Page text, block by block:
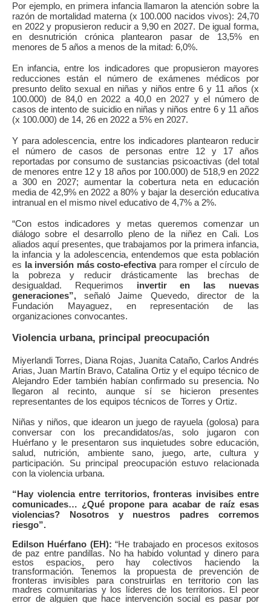
Por ejemplo, en primera infancia llamaron la atención sobre la
razón de mortalidad materna (x 100.000 nacidos vivos): 24,70
en 2022 y propusieron reducir a 9,90 en 2027. De igual forma,
en desnutrición crónica plantearon pasar de 13,5% en
menores de 5 años a menos de la mitad: 6,0%.
En infancia, entre los indicadores que propusieron mayores
reducciones están el número de exámenes médicos por
presunto delito sexual en niñas y niños entre 6 y 11 años (x
100.000) de 84,0 en 2022 a 40,0 en 2027 y el número de
casos de intento de suicidio en niñas y niños entre 6 y 11 años
(x 100.000) de 14, 26 en 2022 a 5% en 2027.
Y para adolescencia, entre los indicadores plantearon reducir
el número de casos de personas entre 12 y 17 años
reportadas por consumo de sustancias psicoactivas (del total
de menores entre 12 y 18 años por 100.000) de 518,9 en 2022
a 300 en 2027; aumentar la cobertura neta en educación
media de 42,9% en 2022 a 80% y bajar la deserción educativa
intranual en el mismo nivel educativo de 4,7% a 2%.
“Con estos indicadores y metas queremos comenzar un
diálogo sobre el desarrollo pleno de la niñez en Cali. Los
aliados aquí presentes, que trabajamos por la primera infancia,
la infancia y la adolescencia, entendemos que esta población
es la inversión más costo-efectiva para romper el círculo de
la pobreza y reducir drásticamente las brechas de
desigualdad. Requerimos invertir en las nuevas
generaciones”,señaló Jaime Quevedo, director de la
Fundación Mayaguez, en representación de las
organizaciones convocantes.
Violencia urbana, principal preocupación
Miyerlandi Torres, Diana Rojas, Juanita Cataño, Carlos Andrés
Arias, Juan Martín Bravo,Catalina Ortiz y el equipo técnico de
Alejandro Eder también habían confirmado su presencia. No
llegaron al recinto, aunque sí se hicieron presentes
representantes de los equipos técnicos de Torres y Ortiz.
Niñas y niños, que idearon un juego de rayuela (golosa) para
conversar con los precandidatos/as, solo jugaron con
Huérfano y le presentaron sus inquietudes sobre educación,
salud, nutrición, ambiente sano, juego, arte, cultura y
participación. Su principal preocupación estuvo relacionada
con la violencia urbana.
“Hay violencia entre territorios, fronteras invisibes entre
comunicades… ¿Qué propone para acabar de raíz esas
violencias? Nosotros y nuestros padres corremos
riesgo”.
Edilson Huérfano (EH): “He trabajado en procesos exitosos
de paz entre pandillas. No ha habido voluntad y dinero para
estos espacios, pero hay colectivos haciendo la
transformación. Tenemos la propuesta de prevención de
fronteras invisibles para construirlas en territorio con las
madres comunitarias y los líderes de los territorios. El peor
error de alguien que hace intervención social es pasar por